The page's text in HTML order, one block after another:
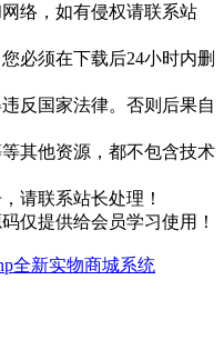
络，如有侵权请联系站
必须在下载后24小时内删
反国家法律。否则后果自
其他资源，都不包含技术
请联系站长处理！
仅提供给会员学习使用！
全新实物商城系统